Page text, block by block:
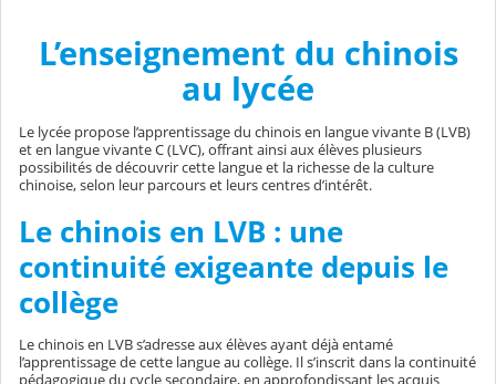
L’enseignement du chinois
au lycée
Le lycée propose l’apprentissage du chinois en langue vivante B (LVB)
et en langue vivante C (LVC), offrant ainsi aux élèves plusieurs
possibilités de découvrir cette langue et la richesse de la culture
chinoise, selon leur parcours et leurs centres d’intérêt.
Le chinois en LVB : une
continuité exigeante depuis le
collège
Le chinois en LVB s’adresse aux élèves ayant déjà entamé
l’apprentissage de cette langue au collège. Il s’inscrit dans la continuité
pédagogique du cycle secondaire, en approfondissant les acquis